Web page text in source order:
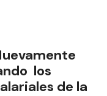
los
de la